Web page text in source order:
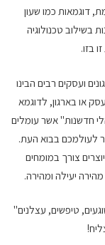
דוגמאות כמו שעון
בשילוב טכנולוגיה
בזו.
ועסקים רבים הבינו
או בארגון, לדוגמא
חדשנות" אשר עומלים
לעולמכם בבוא העת.
צורך במומחים
יעילה ומהירה.
טיפשים, עצלנים"